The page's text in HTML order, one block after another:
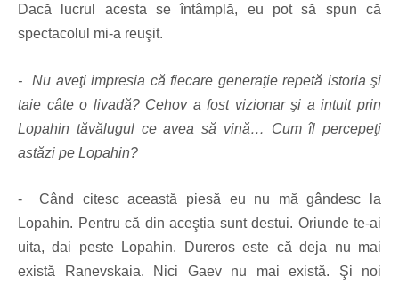
Dacă lucrul acesta se întâmplă, eu pot să spun că
spectacolul mi-a reuşit.
- Nu aveţi impresia că fiecare generaţie repetă istoria şi
taie câte o livadă? Cehov a fost vizionar şi a intuit prin
Lopahin tăvălugul ce avea să vină… Cum îl percepeţi
astăzi pe Lopahin?
- Când citesc această piesă eu nu mă gândesc la
Lopahin. Pentru că din aceştia sunt destui. Oriunde te-ai
uita, dai peste Lopahin. Dureros este că deja nu mai
există Ranevskaia. Nici Gaev nu mai există. Şi noi